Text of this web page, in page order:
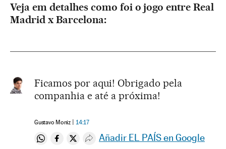
Veja em detalhes como foi o jogo entre Real
Madrid x Barcelona:
Ficamos por aqui! Obrigado pela
companhia e até a próxima!
Gustavo Moniz 14:17
Compartir en Whatsapp
Compartir en Facebook
Compartir en Twitter
Desplegar Redes Sociales
Añadir EL PAÍS en Google